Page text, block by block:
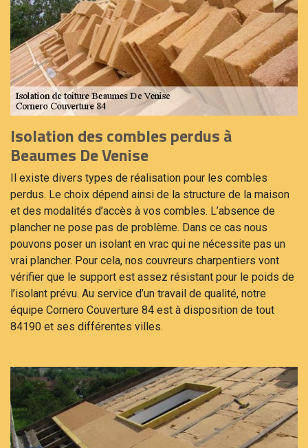
Isolation des combles perdus à
Beaumes De Venise
Il existe divers types de réalisation pour les combles
perdus. Le choix dépend ainsi de la structure de la maison
et des modalités d’accès à vos combles. L’absence de
plancher ne pose pas de problème. Dans ce cas nous
pouvons poser un isolant en vrac qui ne nécessite pas un
vrai plancher. Pour cela, nos couvreurs charpentiers vont
vérifier que le support est assez résistant pour le poids de
l’isolant prévu. Au service d’un travail de qualité, notre
équipe Cornero Couverture 84 est à disposition de tout
84190 et ses différentes villes.